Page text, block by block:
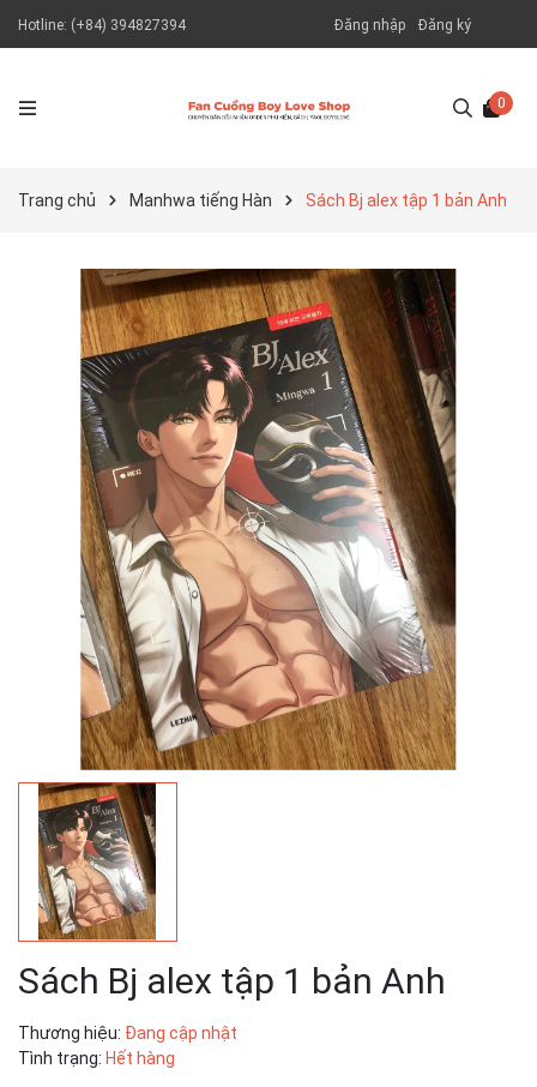
Hotline: (+84) 394827394 Đăng nhập Đăng ký
0
Trang chủ Manhwa tiếng Hàn Sách Bj alex tập 1 bản Anh
Sách Bj alex tập 1 bản Anh
Thương hiệu: Đang cập nhật
Tình trạng: Hết hàng